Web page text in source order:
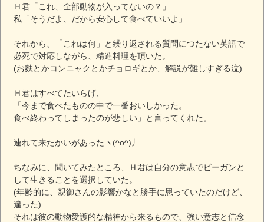
Ｈ君「これ、全部動物が入ってないの？」
私「そうだよ、だから安心して食べていいよ」
それから、「これは何」と繰り返される質問につたない英語で
必死で対応しながら、精進料理を頂いた。
(お麩とかコンニャクとかチョロギとか、解説が難しすぎる泣)
Ｈ君はすべてたいらげ、
「今まで食べたものの中で一番おいしかった。
食べ終わってしまったのが悲しい」と言ってくれた。
連れて来たかいがあったヽ(^o^)丿
ちなみに、聞いてみたところ、Ｈ君は自分の意志でビーガンと
して生きることを選択していた。
(年齢的に、親御さんの影響かなと勝手に思っていたのだけど、
違った)
それは彼の動物愛護的な精神から来るもので、強い意志と信念